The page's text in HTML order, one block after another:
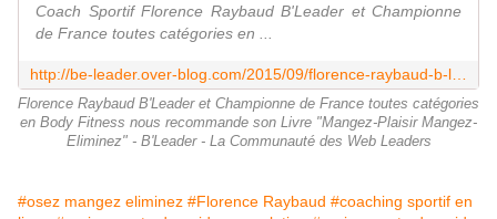
Coach Sportif Florence Raybaud B'Leader et Championne
de France toutes catégories en ...
Florence Raybaud B'Leader et Championne de France toutes catégories
en Body Fitness nous recommande son Livre "Mangez-Plaisir Mangez-
Eliminez" - B'Leader - La Communauté des Web Leaders
#osez mangez eliminez #Florence Raybaud #coaching sportif en